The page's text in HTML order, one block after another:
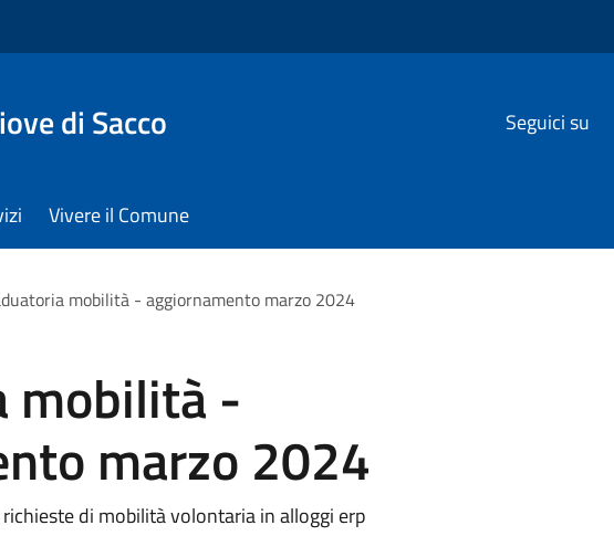
di Sacco Seguici su
Vivere il Comune
mobilità - aggiornamento marzo 2024
mobilità -
marzo 2024
di mobilità volontaria in alloggi erp